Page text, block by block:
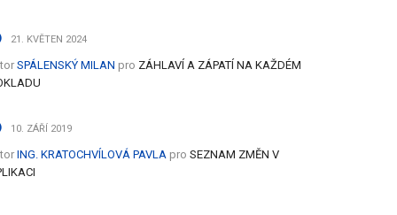
21. KVĚTEN 2024
SPÁLENSKÝ MILAN pro ZÁHLAVÍ A ZÁPATÍ NA KAŽDÉM
10. ZÁŘÍ 2019
ING. KRATOCHVÍLOVÁ PAVLA pro SEZNAM ZMĚN V